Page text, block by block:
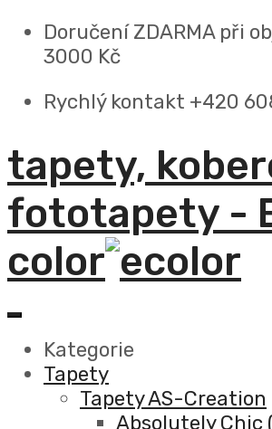
Doručení ZDARMA při
3000 Kč
Rychlý kontakt +420
tapety,
fototapety -
color
Kategorie
Tapety
Tapety AS-Creation
Absolutely Chic